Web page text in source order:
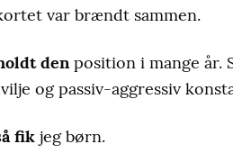
var brændt sammen.
denposition i mange år.
og passiv-aggressiv
fik jeg børn.